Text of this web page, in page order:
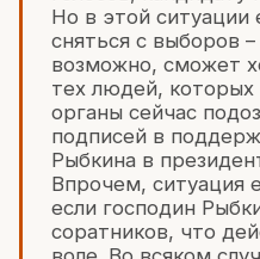
Но в этой
сняться с выборов
возможно, сможет
тех людей, которых
органы сейчас
подписей в
Рыбкина в
Впрочем, ситуация
если господин
соратников, что